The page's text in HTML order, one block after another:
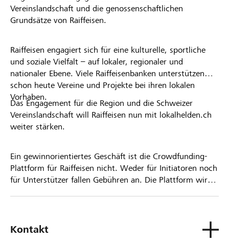
Vereinslandschaft und die genossenschaftlichen
Grundsätze von Raiffeisen.
Raiffeisen engagiert sich für eine kulturelle, sportliche
und soziale Vielfalt – auf lokaler, regionaler und
nationaler Ebene. Viele Raiffeisenbanken unterstützen
schon heute Vereine und Projekte bei ihren lokalen
Vorhaben.
Das Engagement für die Region und die Schweizer
Vereinslandschaft will Raiffeisen nun mit lokalhelden.ch
weiter stärken.
Ein gewinnorientiertes Geschäft ist die Crowdfunding-
Plattform für Raiffeisen nicht. Weder für Initiatoren noch
für Unterstützer fallen Gebühren an. Die Plattform wird
Kontakt